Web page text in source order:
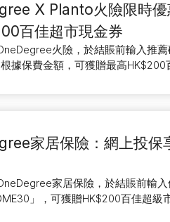
X Planto火險限時
百佳超市現金券
火險，於結賬前輸入推
據保費金額，可獲贈最高HK$200
家居保險：網上投保
家居保險，於結賬前輸
」，可獲贈HK$200百佳超